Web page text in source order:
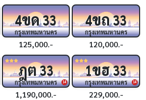
4ขด33
กรุงเทพมหานคร
125,000.-
4ขถ33
กรุงเทพมหานคร
120,000.-
14
ฎต33
กรุงเทพมหานคร
1,190,000.-
14
1ขฮ33
กรุงเทพมหานคร
229,000.-